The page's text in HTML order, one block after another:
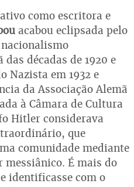
como escritora e
acabou eclipsada pelo
décadas de 1920 e
Nazista em 1932 e
da Associação Alemã
à Câmara de Cultura
Hitler considerava
que
comunidade mediante
É mais do
identificasse com o